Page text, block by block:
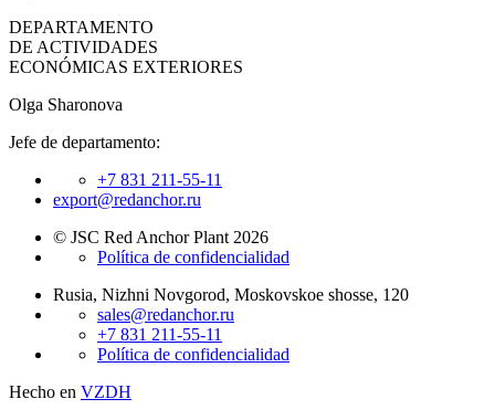
DEPARTAMENTO
DE ACTIVIDADES
ECONÓMICAS EXTERIORES
Olga Sharonova
Jefe de departamento:
+7 831 211-55-11
export@redanchor.ru
© JSC Red Anchor Plant 2026
Política de confidencialidad
Rusia, Nizhni Novgorod, Moskovskoe shosse, 120
sales@redanchor.ru
+7 831 211-55-11
Política de confidencialidad
Hecho en VZDH